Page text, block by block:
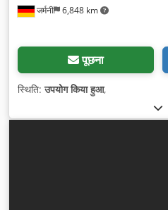
जर्मनी 6,848 km
पूछना
स्थिति:उपयोग किया हुआ,